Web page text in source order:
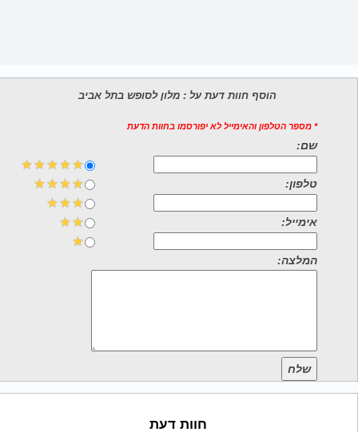
הוסף חוות דעת על : מלון לסופש בתל אביב
* מספר הטלפון והאימייל לא יפורסמו בחוות הדעת
שם:
טלפון:
אימייל:
המלצה:
שלח
חוות דעת